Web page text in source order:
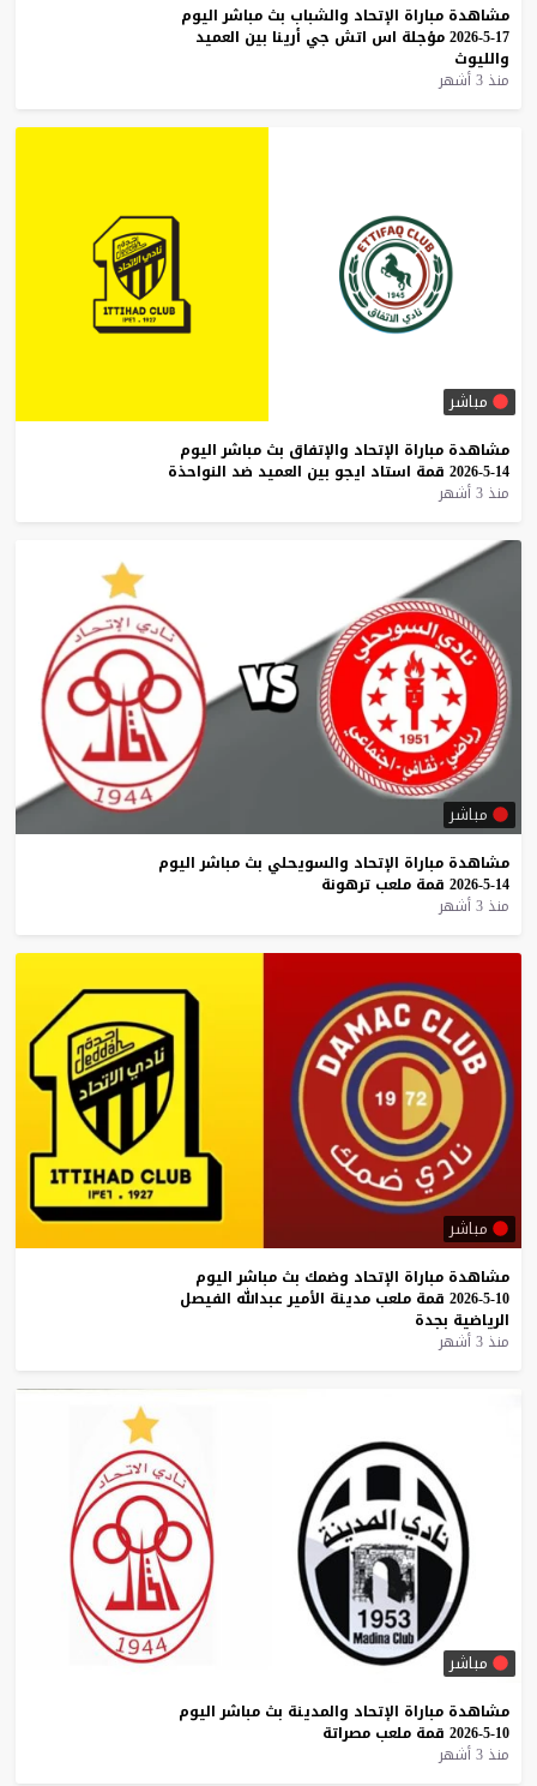
مشاهدة مباراة الإتحاد والشباب بث مباشر اليوم
17-5-2026
مؤجلة اس اتش جي أرينا بين العميد
والليوث
منذ 3 أشهر
مباشر
مشاهدة مباراة الإتحاد والإتفاق بث مباشر اليوم
14-5-2026
قمة استاد ايجو بين العميد ضد النواحذة
منذ 3 أشهر
مباشر
مشاهدة مباراة الإتحاد والسويحلي بث مباشر اليوم
14-5-2026
قمة ملعب ترهونة
منذ 3 أشهر
مباشر
مشاهدة مباراة الإتحاد وضمك بث مباشر اليوم
10-5-2026
قمة ملعب مدينة الأمير عبدالله الفيصل
الرياضية بجدة
منذ 3 أشهر
مباشر
مشاهدة مباراة الإتحاد والمدينة بث مباشر اليوم
10-5-2026
قمة ملعب مصراتة
منذ 3 أشهر